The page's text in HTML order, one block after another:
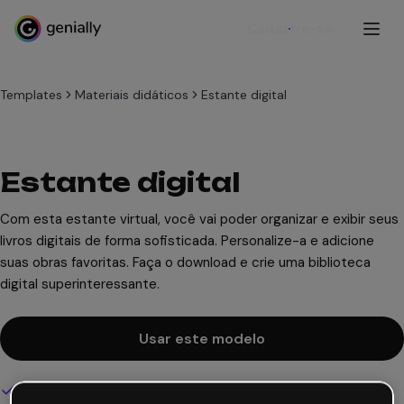
Cadastre-se
Templates Materiais didáticos Estante digital
Estante digital
Com esta estante virtual, você vai poder organizar e exibir seus
livros digitais de forma sofisticada. Personalize-a e adicione
suas obras favoritas. Faça o download e crie uma biblioteca
digital superinteressante.
Usar este modelo
Design interativo e animado